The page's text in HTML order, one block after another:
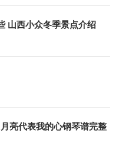
山西小众冬季景点介绍
亮代表我的心钢琴谱完整